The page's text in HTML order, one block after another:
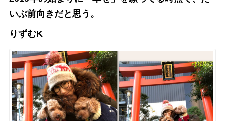
いぶ前向きだと思う。
りずむK